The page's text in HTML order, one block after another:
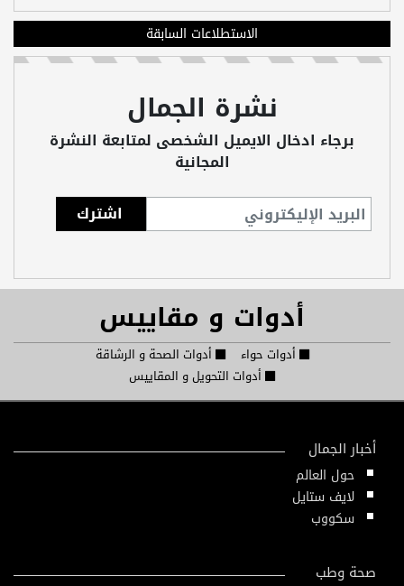
الاستطلاعات السابقة
نشرة الجمال
برجاء ادخال الايميل الشخصى لمتابعة النشرة
المجانية
أدوات و مقاييس
أدوات حواء
أدوات الصحة و الرشاقة
أدوات التحويل و المقاييس
أخبار الجمال
حول العالم
لايف ستايل
سكووب
صحة وطب